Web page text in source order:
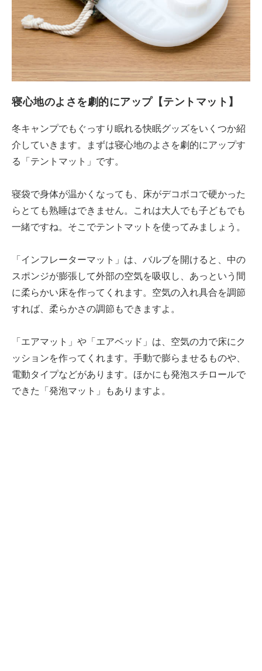
寝心地のよさを劇的にアップ【テントマット】
冬キャンプでもぐっすり眠れる快眠グッズをいくつか紹
介していきます。まずは寝心地のよさを劇的にアップす
る「テントマット」です。
寝袋で身体が温かくなっても、床がデコボコで硬かった
らとても熟睡はできません。これは大人でも子どもでも
一緒ですね。そこでテントマットを使ってみましょう。
「インフレーターマット」は、バルブを開けると、中の
スポンジが膨張して外部の空気を吸収し、あっという間
に柔らかい床を作ってくれます。空気の入れ具合を調節
すれば、柔らかさの調節もできますよ。
「エアマット」や「エアベッド」は、空気の力で床にク
ッションを作ってくれます。手動で膨らませるものや、
電動タイプなどがあります。ほかにも発泡スチロールで
できた「発泡マット」もありますよ。